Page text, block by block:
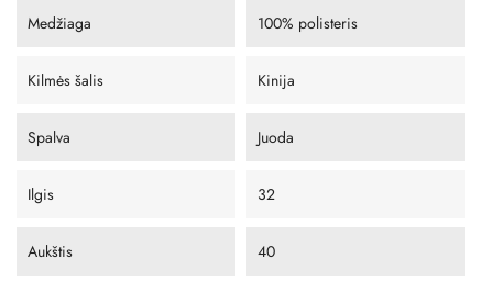
Medžiaga 100% polisteris
Kilmės šalis Kinija
Spalva Juoda
Ilgis 32
Aukštis 40